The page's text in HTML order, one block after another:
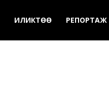
ИЛИКТӨӨ РЕПОРТАЖ